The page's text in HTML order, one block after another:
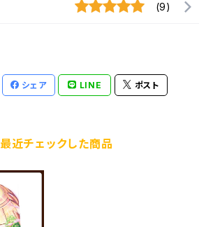
(9)
シェア LINE ポスト
最近チェックした商品